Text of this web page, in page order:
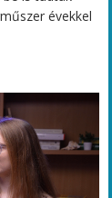
évekkel